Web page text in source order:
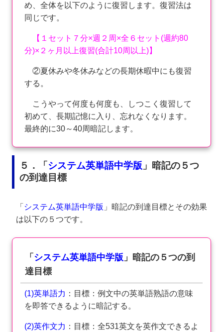
め、全体を以下のように復習します。復習法は
同じです。
【１セット７分×週２周×全６セット(週約80
分)×２ヶ月以上復習(合計10周以上)】
②夏休みや冬休みなどの長期休暇中にも復習
する。
こうやって何度も何度も、しつこく復習して
初めて、長期記憶に入り、忘れなくなります。
最終的に30～40周暗記します。
５．「 システム英単語中学版 」暗記の５つ
の到達目標
「 システム英単語中学版 」暗記の到達目標とその効果
は以下の５つです。
「 システム英単語中学版 」暗記の５つの到
達目標
(1)英単語力 ：目標：例文中の英単語熟語の意味
を即答できるように暗記する。
(2)英作文力 ：目標：全531英文を英作文できるよ